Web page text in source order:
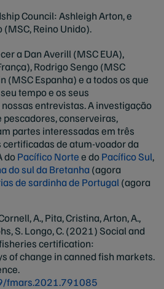
Council: Ashleigh Arton, e
Reino Unido).
a Dan Averill (MSC EUA),
Rodrigo Sengo (MSC
(MSC Espanha) e a todos os que
tempo e os seus
entrevistas. A investigação
conserveiras,
partes interessadas em três
de atum-voador da
doPacífico Nortee doPacífico Sul,
do sul da Bretanha (agora
de sardinha de Portugal (agora
A., Pita, Cristina, Arton, A.,
S. Longo, C. (2021) Social and
certification:
of change in canned fish markets.
fmars.2021.791085